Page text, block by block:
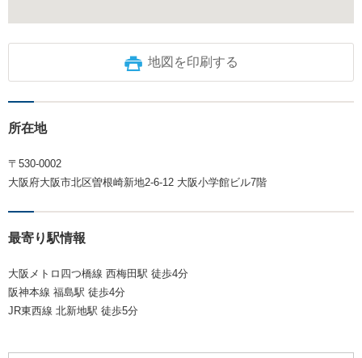
地図を印刷する
所在地
〒530-0002
大阪府大阪市北区曽根崎新地2-6-12 大阪小学館ビル7階
最寄り駅情報
大阪メトロ四つ橋線 西梅田駅 徒歩4分
阪神本線 福島駅 徒歩4分
JR東西線 北新地駅 徒歩5分